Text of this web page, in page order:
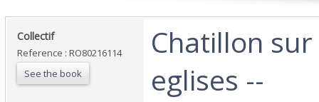
‎Collectif‎
Reference : RO80216114
See the book
‎Chatillon sur
eglises --‎